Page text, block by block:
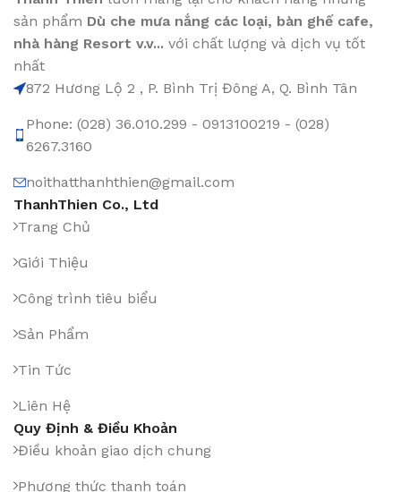
sản phẩm Dù che mưa nắng các loại, bàn ghế cafe,
nhà hàng Resort v.v... với chất lượng và dịch vụ tốt
nhất
872 Hương Lộ 2 , P. Bình Trị Đông A, Q. Bình Tân
Phone: (028) 36.010.299 - 0913100219 - (028)
6267.3160
noithatthanhthien@gmail.com
ThanhThien Co., Ltd
Trang Chủ
Giới Thiệu
Công trình tiêu biểu
Sản Phẩm
Tin Tức
Liên Hệ
Quy Định & Điều Khoản
Điều khoản giao dịch chung
Phương thức thanh toán